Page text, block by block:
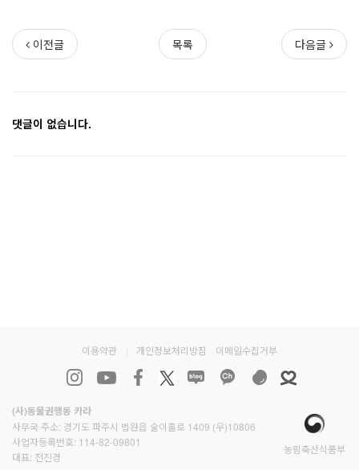
이전글 목록 다음글
댓글이 없습니다.
이용약관 개인정보처리방침 이메일수집거부
(사)동물권행동 카라
사무국 주소: 경기도 파주시 법원읍 술이홀로 1409 (우)10806
사업자등록번호: 114-82-09801
대표: 전진경
농림축산식품부